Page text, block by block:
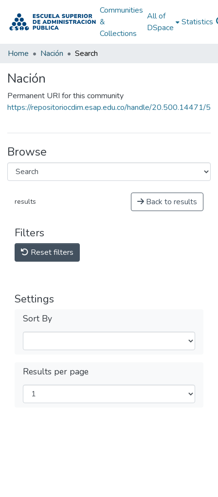
Communities
&
Collections
All of
DSpace
Statistics
Home Nación Search
Nación
Permanent URI for this community
https://repositoriocdim.esap.edu.co/handle/20.500.14471/5
Browse
results Back to results
Filters
Reset filters
Settings
Sort By
Results per page